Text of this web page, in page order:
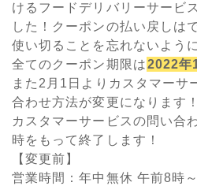
けるフードデリバリーサービ
した！クーポンの払い戻しは
使い切ることを忘れないよう
全てのクーポン期限は2022年
また2月1日よりカスタマーサ
合わせ方法が変更になります！
カスタマーサービスの問い合
時をもって終了します！
【変更前】
営業時間：年中無休 午前8時